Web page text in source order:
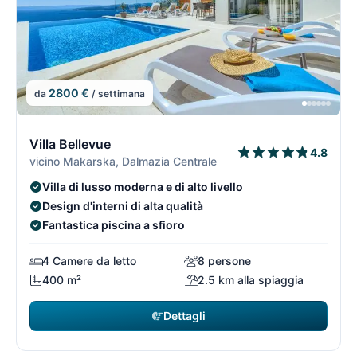
da 2800 € / settimana
Villa Bellevue
vicino Makarska, Dalmazia Centrale
4.8
Villa di lusso moderna e di alto livello
Design d'interni di alta qualità
Fantastica piscina a sfioro
4 Camere da letto
8 persone
400 m²
2.5 km alla spiaggia
Dettagli